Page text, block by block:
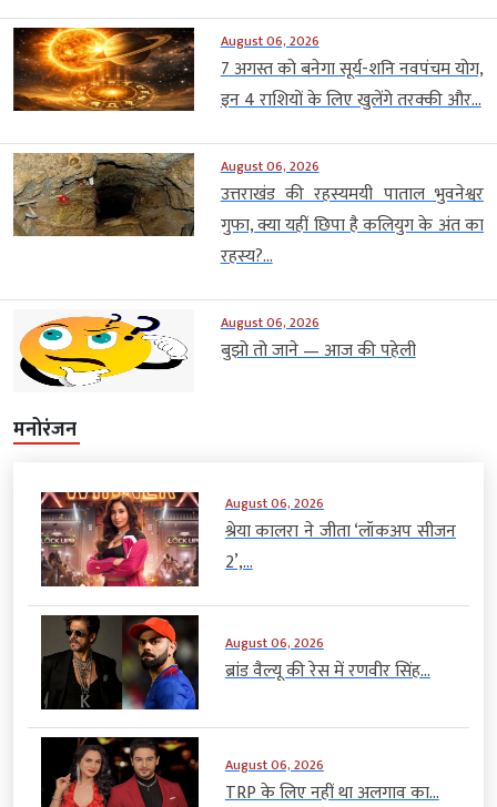
August 06, 2026
7 अगस्त को बनेगा सूर्य-शनि नवपंचम योग,
इन 4 राशियों के लिए खुलेंगे तरक्की और...
August 06, 2026
उत्तराखंड की रहस्यमयी पाताल भुवनेश्वर
गुफा, क्या यहीं छिपा है कलियुग के अंत का
रहस्य?...
August 06, 2026
बुझो तो जाने — आज की पहेली
मनोरंजन
August 06, 2026
श्रेया कालरा ने जीता ‘लॉकअप सीजन
2’,...
August 06, 2026
ब्रांड वैल्यू की रेस में रणवीर सिंह...
August 06, 2026
TRP के लिए नहीं था अलगाव का...